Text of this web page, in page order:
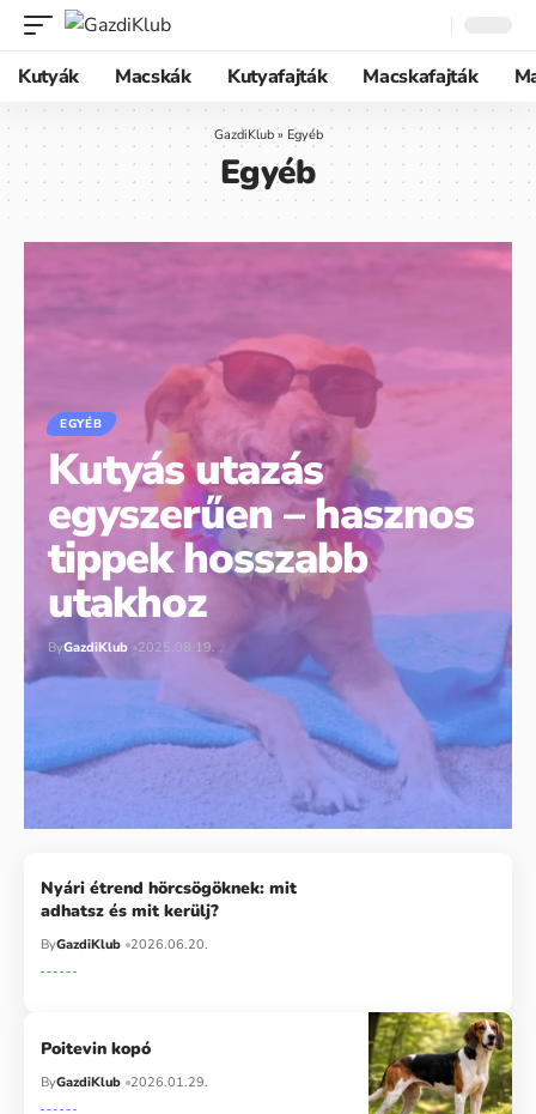
Kutyák Macskák Kutyafajták Macskafajták
GazdiKlub» Egyéb
Egyéb
EGYÉB
Kutyás utazás
egyszerűen – hasznos
tippek hosszabb
utakhoz
ByGazdiKlub 2025.08.19.
Nyári étrend hörcsögöknek: mit
adhatsz és mit kerülj?
ByGazdiKlub 2026.06.20.
Poitevin kopó
ByGazdiKlub 2026.01.29.